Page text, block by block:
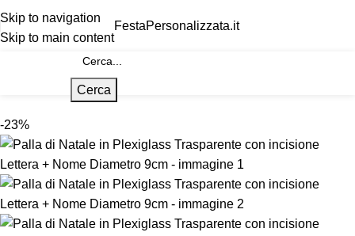
Skip to navigation
Skip to main content
FestaPersonalizzata.it
Cerca
-23%